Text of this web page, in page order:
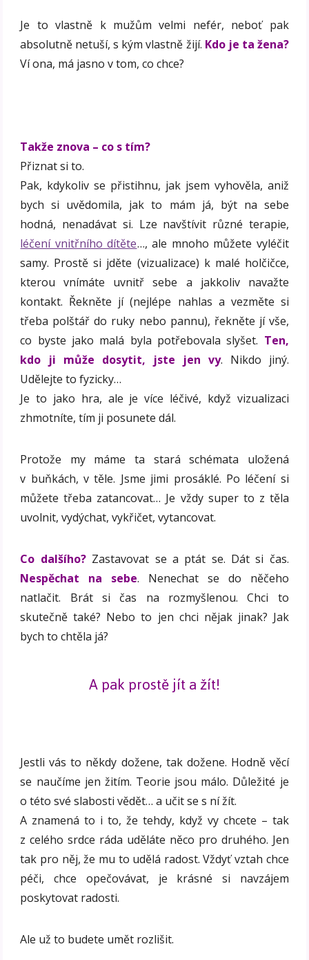
Je to vlastně k mužům velmi nefér, neboť pak
absolutně netuší, s kým vlastně žijí. Kdo je ta žena?
Ví ona, má jasno v tom, co chce?
Takže znova – co s tím?
Přiznat si to.
Pak, kdykoliv se přistihnu, jak jsem vyhověla, aniž
bych si uvědomila, jak to mám já, být na sebe
hodná, nenadávat si. Lze navštívit různé terapie,
léčení vnitřního dítěte…, ale mnoho můžete vyléčit
samy. Prostě si jděte (vizualizace) k malé holčičce,
kterou vnímáte uvnitř sebe a jakkoliv navažte
kontakt. Řekněte jí (nejlépe nahlas a vezměte si
třeba polštář do ruky nebo pannu), řekněte jí vše,
co byste jako malá byla potřebovala slyšet. Ten,
kdo ji může dosytit, jste jen vy. Nikdo jiný.
Udělejte to fyzicky…
Je to jako hra, ale je více léčivé, když vizualizaci
zhmotníte, tím ji posunete dál.
Protože my máme ta stará schémata uložená
v buňkách, v těle. Jsme jimi prosáklé. Po léčení si
můžete třeba zatancovat… Je vždy super to z těla
uvolnit, vydýchat, vykřičet, vytancovat.
Co dalšího?Zastavovat se a ptát se. Dát si čas.
Nespěchat na sebe. Nenechat se do něčeho
natlačit. Brát si čas na rozmyšlenou. Chci to
skutečně také? Nebo to jen chci nějak jinak? Jak
bych to chtěla já?
A pak prostě jít a žít!
Jestli vás to někdy dožene, tak dožene. Hodně věcí
se naučíme jen žitím. Teorie jsou málo. Důležité je
o této své slabosti vědět… a učit se s ní žít.
A znamená to i to, že tehdy, když vy chcete – tak
z celého srdce ráda uděláte něco pro druhého. Jen
tak pro něj, že mu to udělá radost. Vždyť vztah chce
péči, chce opečovávat, je krásné si navzájem
poskytovat radosti.
Ale už to budete umět rozlišit.